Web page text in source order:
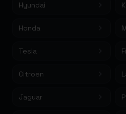
Hyundai
Honda
Tesla
Citroën
Jaguar